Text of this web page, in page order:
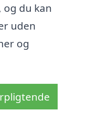
og du kan
uden
og